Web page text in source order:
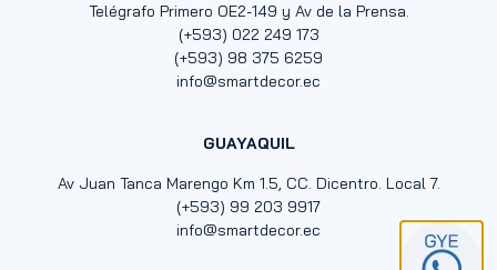
Telégrafo Primero OE2-149 y Av de la Prensa.
(+593) 022 249 173
(+593) 98 375 6259
info@smartdecor.ec
GUAYAQUIL
Av Juan Tanca Marengo Km 1.5, CC. Dicentro. Local 7.
(+593) 99 203 9917
info@smartdecor.ec